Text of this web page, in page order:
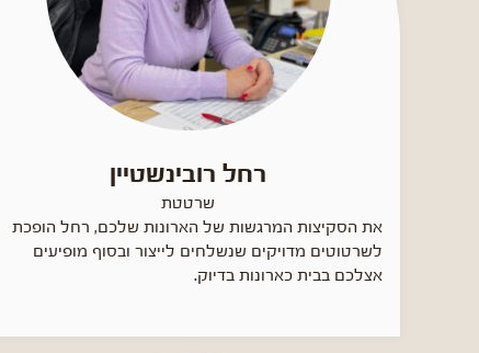
רחל רובינשטיין
שרטטת
את הסקיצות המרגשות של הארונות שלכם, רחל הופכת
לשרטוטים מדויקים שנשלחים לייצור ובסוף מופיעים
אצלכם בבית כארונות בדיוק.